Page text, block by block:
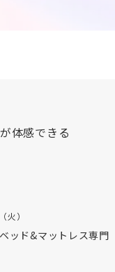
体感できる
火）
ッド&マットレス専門